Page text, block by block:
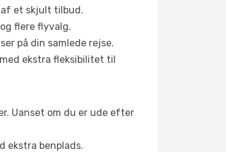
af et skjult tilbud.
flere flyvalg.
på din samlede rejse.
ekstra fleksibilitet til
Uanset om du er ude efter
ekstra benplads.